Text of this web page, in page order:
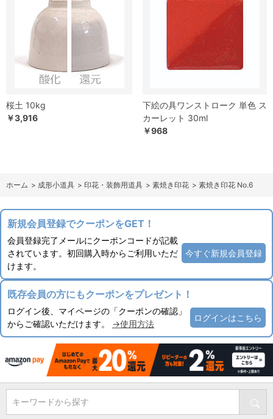
桜土 10kg
￥3,916
下絵の具ワンストローク 単色 ス
カーレット 30ml
￥968
ホーム > 成形小道具 > 印花・装飾用道具 > 素焼き印花 > 素焼き印花 No.6
新規会員登録でクーポンをGET！
会員登録完了メールにクーポンコードが記載
されています。初回購入時からご利用いただ
けます。
今すぐ新規会員登録
既存会員の方にもクーポンをプレゼント！
ログイン後、マイページの「クーポンの確認」
からご確認いただけます。 →使用方法
ログインはこちら
キーワードから探す